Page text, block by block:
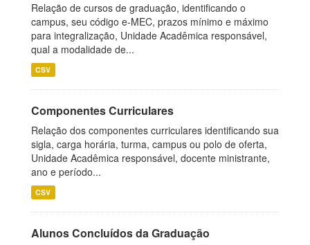
Relação de cursos de graduação, identificando o
campus, seu código e-MEC, prazos mínimo e máximo
para integralização, Unidade Acadêmica responsável,
qual a modalidade de...
CSV
Componentes Curriculares
Relação dos componentes curriculares identificando sua
sigla, carga horária, turma, campus ou polo de oferta,
Unidade Acadêmica responsável, docente ministrante,
ano e período...
CSV
Alunos Concluídos da Graduação